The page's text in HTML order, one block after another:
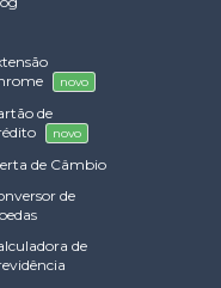
novo
de
novo
de Câmbio
de
de